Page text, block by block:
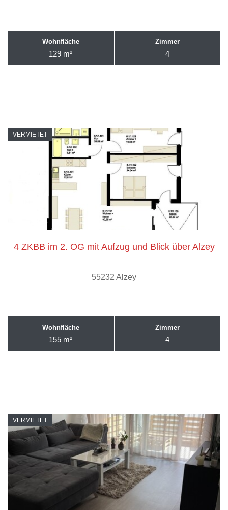
Wohnfläche
129 m²
Zimmer
4
VERMIETET
4 ZKBB im 2. OG mit Aufzug und Blick über Alzey
55232 Alzey
Wohnfläche
155 m²
Zimmer
4
VERMIETET